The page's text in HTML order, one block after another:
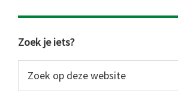
Primaire
Sidebar
Zoek je iets?
op